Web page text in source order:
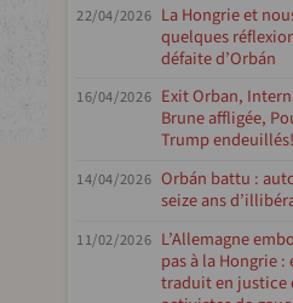
22/04/2026 La Hongrie et
quelques
défaite d’Orbán
16/04/2026 Exit Orban,
Brune affligée,
Trump endeuillés!
14/04/2026 Orbán battu :
seize ans
11/02/2026 L’Allemagne
pas à la Hongrie :
traduit en justice